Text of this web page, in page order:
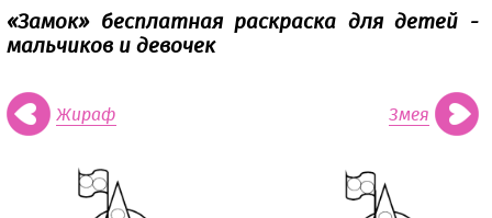
«Замок» бесплатная раскраска для детей -
мальчиков и девочек
Жираф Змея